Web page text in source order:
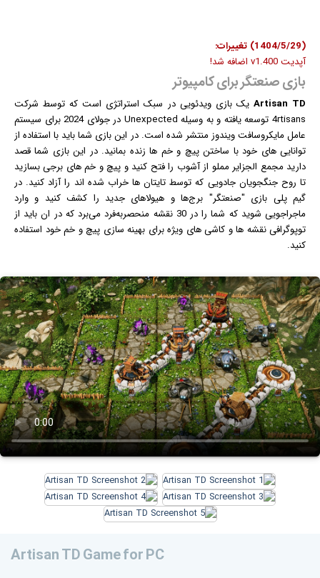
(1404/5/29) تغییرات:
آپدیت v1.400 اضافه شد!
بازی صنعتگر برای کامپیوتر
Artisan TD یکبازی ویدئویی در سبک استراتژی است که توسط شرکت
4rtisans توسعه یافته و به وسیله Unexpected در جولای 2024 برای سیستم
عامل مایکروسافتویندوز منتشر شده است. در این بازی شما باید با استفاده از
توانایی های خود با ساختن پیچ و خم ها زنده بمانید. در این بازی شما قصد
دارید مجمع الجزایر مملو از آشوب را فتح کنید و پیچ و خم های برجی بسازید
تا روح جنگجویان جادویی که توسط تایتان ها خراب شده اند را آزاد کنید. در
گیم پلی بازی "صنعتگر" برج‌ها و هیولاهای جدید را کشف کنید و وارد
ماجراجویی شوید که شما را در 30 نقشه منحصربه‌فرد می‌برد که در ان باید از
توپوگرافی نقشه ها و کاشی های ویژه برای بهینه سازی پیچ و خم خود استفاده
کنید.
Artisan TD Game for PC